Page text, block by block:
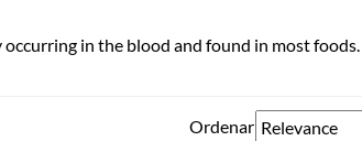
in the blood and found in most foods.
Ordenar